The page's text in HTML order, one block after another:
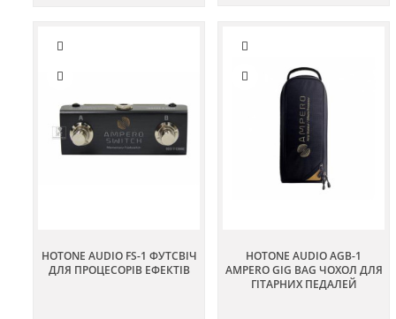
HOTONE AUDIO FS-1 ФУТСВІЧ
ДЛЯ ПРОЦЕСОРІВ ЕФЕКТІВ
HOTONE AUDIO AGB-1
AMPERO GIG BAG ЧОХОЛ ДЛЯ
ГІТАРНИХ ПЕДАЛЕЙ